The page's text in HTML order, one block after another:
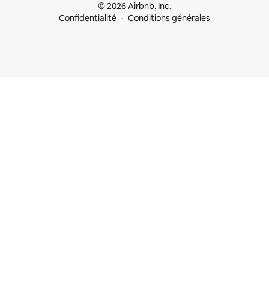
© 2026 Airbnb, Inc.
Confidentialité
Conditions générales